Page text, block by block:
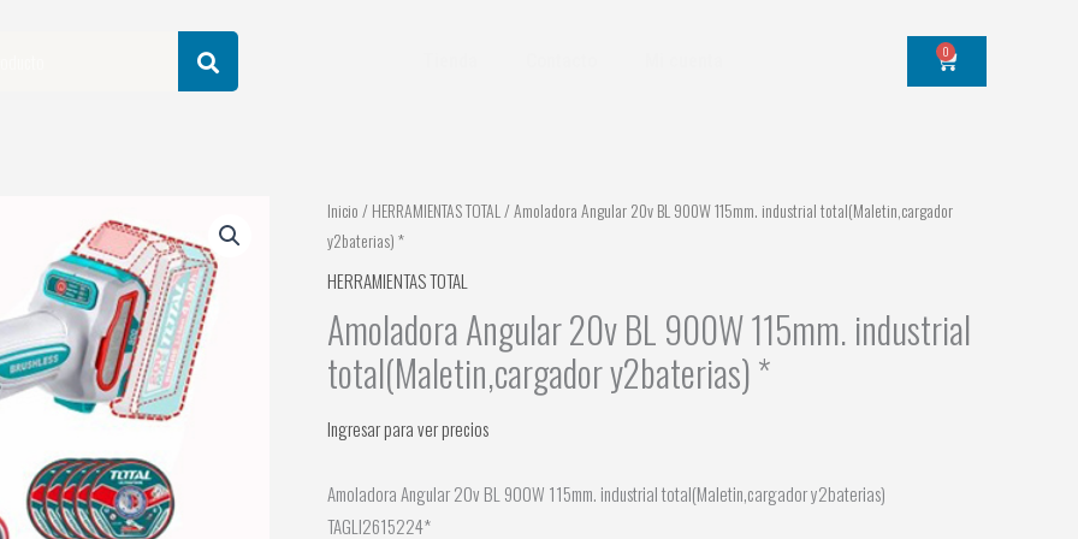
0
Cart
Inicio / HERRAMIENTAS TOTAL / Amoladora Angular 20v BL 900W 115mm. industrial total(Maletin,cargador
y2baterias) *
HERRAMIENTAS TOTAL
Amoladora Angular 20v BL 900W 115mm. industrial
total(Maletin,cargador y2baterias) *
Ingresar para ver precios
Amoladora Angular 20v BL 900W 115mm. industrial total(Maletin,cargador y2baterias)
TAGLI2615224*